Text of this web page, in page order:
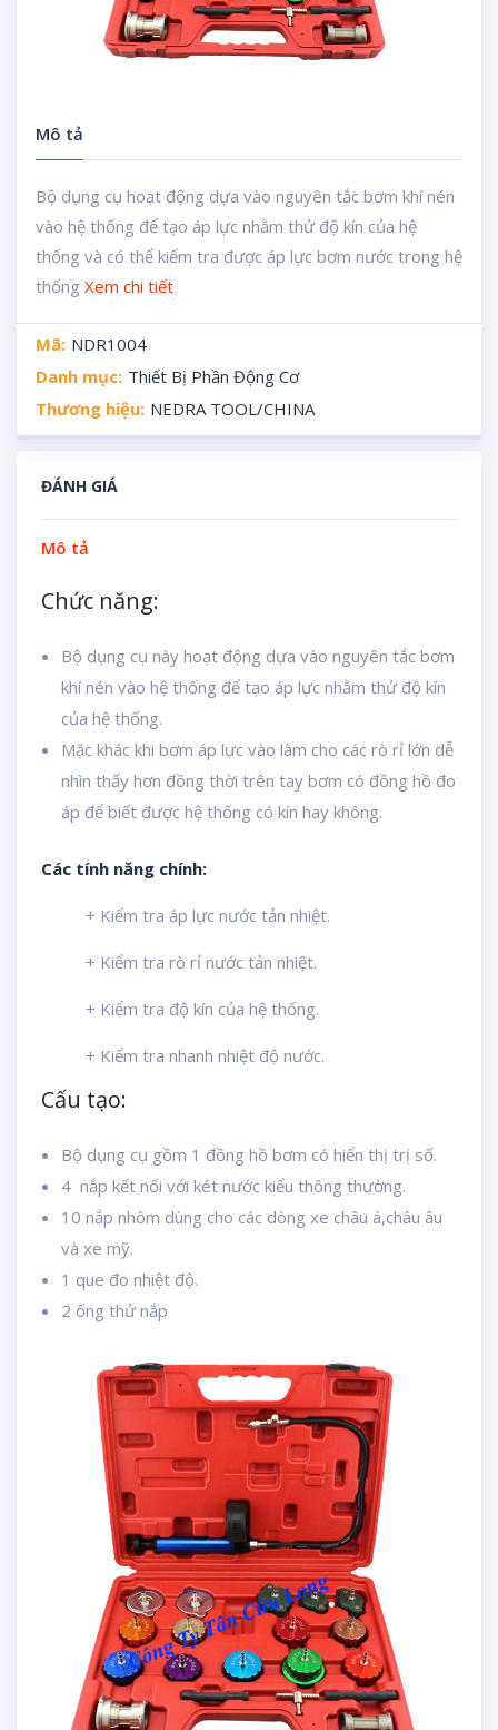
Mô tả
Bộ dụng cụ hoạt động dựa vào nguyên tắc bơm khí nén
vào hệ thống để tạo áp lực nhằm thử độ kín của hệ
thống và có thể kiểm tra được áp lực bơm nước trong hệ
thống Xem chi tiết
Mã: NDR1004
Danh mục: Thiết Bị Phần Động Cơ
Thương hiệu: NEDRA TOOL/CHINA
ĐÁNH GIÁ
Mô tả
Chức năng:
Bộ dụng cụ này hoạt động dựa vào nguyên tắc bơm
khí nén vào hệ thống để tạo áp lực nhằm thử độ kín
của hệ thống.
Mặc khác khi bơm áp lực vào làm cho các rò rỉ lớn dễ
nhìn thấy hơn đồng thời trên tay bơm có đồng hồ đo
áp để biết được hệ thống có kín hay không.
Các tính năng chính:
+ Kiểm tra áp lực nước tản nhiệt.
+ Kiểm tra rò rỉ nước tản nhiệt.
+ Kiểm tra độ kín của hệ thống.
+ Kiểm tra nhanh nhiệt độ nước.
Cấu tạo:
Bộ dụng cụ gồm 1 đồng hồ bơm có hiển thị trị số.
4 nắp kết nối với két nước kiểu thông thường.
10 nắp nhôm dùng cho các dòng xe châu á,châu âu
và xe mỹ.
1 que đo nhiệt độ.
2 ống thử nắp